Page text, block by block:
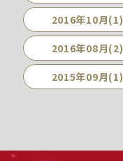
2016年10月(1)
2016年08月(2)
2015年09月(1)